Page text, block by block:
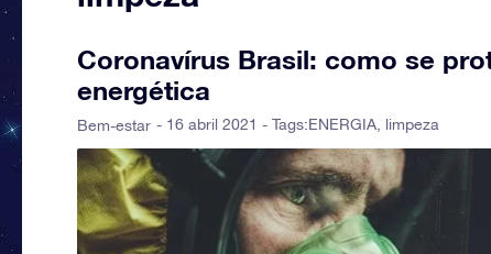
Coronavírus Brasil: como se
energética
Bem-estar - 16 abril 2021 - Tags:ENERGIA limpeza